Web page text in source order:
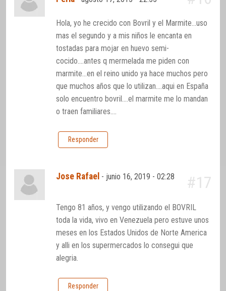
Hola, yo he crecido con Bovril y el Marmite…uso
mas el segundo y a mis niños le encanta en
tostadas para mojar en huevo semi-
cocido….antes q mermelada me piden con
marmite…en el reino unido ya hace muchos pero
que muchos años que lo utilizan….aqui en España
solo encuentro bovril….el marmite me lo mandan
o traen familiares….
Responder
Jose Rafael - junio 16, 2019 - 02:28 #17
Tengo 81 años, y vengo utilizando el BOVRIL
toda la vida, vivo en Venezuela pero estuve unos
meses en los Estados Unidos de Norte America
y alli en los supermercados lo consegui que
alegria.
Responder